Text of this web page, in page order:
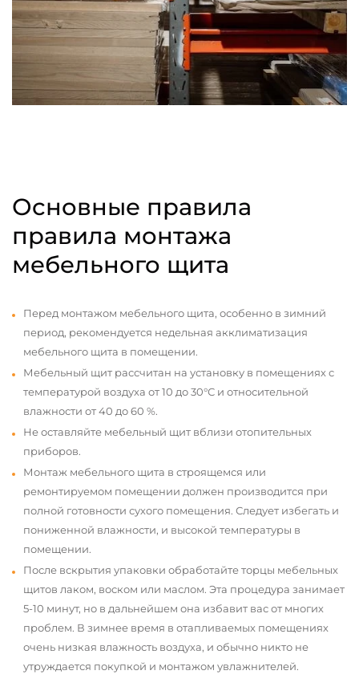
Основные правила
правила монтажа
мебельного щита
Перед монтажом мебельного щита, особенно в зимний
период, рекомендуется недельная акклиматизация
мебельного щита в помещении.
Мебельный щит рассчитан на установку в помещениях с
температурой воздуха от 10 до 30°С и относительной
влажности от 40 до 60 %.
Не оставляйте мебельный щит вблизи отопительных
приборов.
Монтаж мебельного щита в строящемся или
ремонтируемом помещении должен производится при
полной готовности сухого помещения. Следует избегать и
пониженной влажности, и высокой температуры в
помещении.
После вскрытия упаковки обработайте торцы мебельных
щитов лаком, воском или маслом. Эта процедура занимает
5-10 минут, но в дальнейшем она избавит вас от многих
проблем. В зимнее время в отапливаемых помещениях
очень низкая влажность воздуха, и обычно никто не
утруждается покупкой и монтажом увлажнителей.